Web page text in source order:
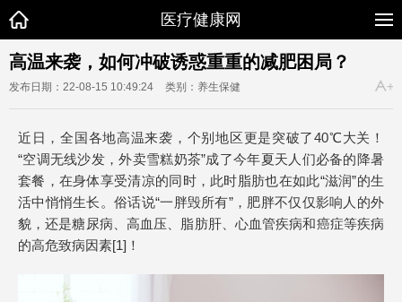
医疗健康网
高温来袭，如何冲破诱惑重重的减肥困局？
发布日期：22-08-15 10:49:24 类别：养生保健
近日，全国各地高温来袭，个别地区更是突破了40℃大关！
“空调无线沙发，外卖雪糕奶茶”成了今年夏天人们必备的降暑
套餐，在身体享受清凉的同时，此时脂肪也在如此“滋润”的生
活中悄悄生长。俗话说“一胖毁所有”，肥胖不仅仅影响人的外
貌，还是糖尿病、高血压、脂肪肝、心血管疾病和癌症等疾病
的高危致病因素[1]！